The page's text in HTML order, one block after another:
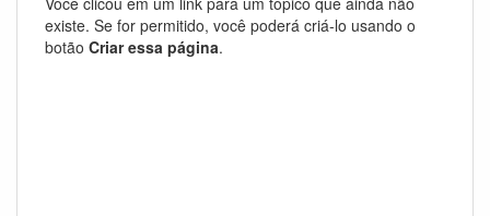
existe. Se for permitido, você poderá criá-lo usando o
botão Criar essa página.